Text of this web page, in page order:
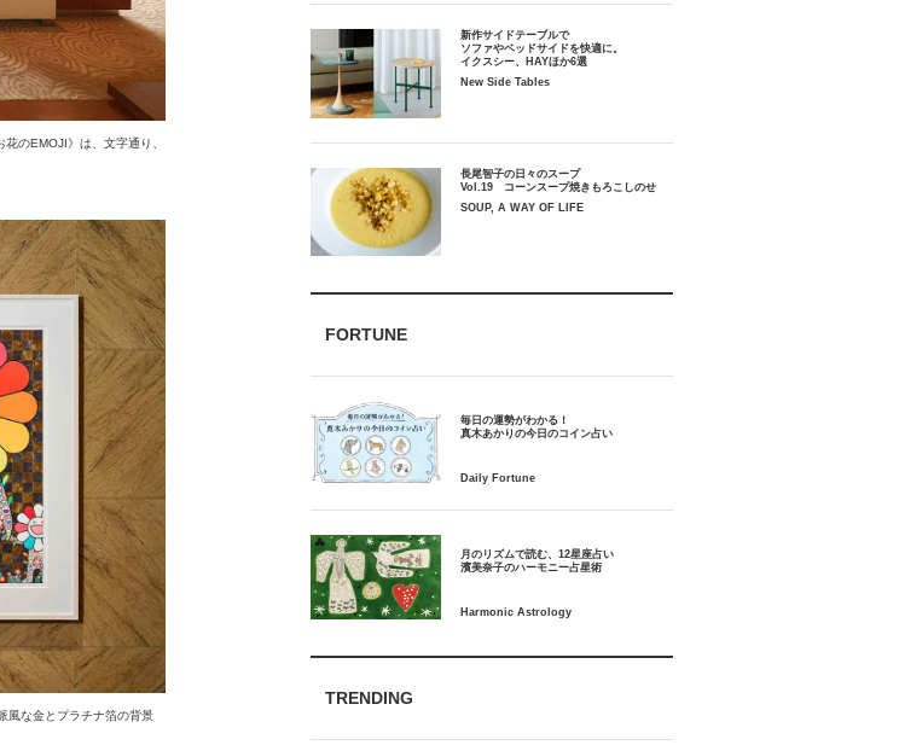
のEMOJI》は、文字通り、
風な金とプラチナ箔の背景
新作サイドテーブルで
ソファやベッドサイドを快適に。
イクスシー、HAYほか6選
New Side Tables
長尾智子の日々のスープ
Vol.19 コーンスープ焼きもろこしのせ
SOUP, A WAY OF LIFE
FORTUNE
毎日の運勢がわかる！
月のリズムで読む、12星座占い
TRENDING